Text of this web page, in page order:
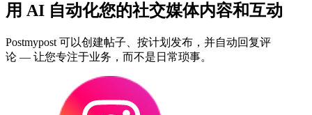
用 AI 自动化您的社交媒体内容和互动
Postmypost 可以创建帖子、按计划发布，并自动回复评
论 — 让您专注于业务，而不是日常琐事。